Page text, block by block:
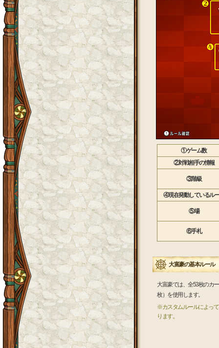
①ゲーム数
②対戦相手の情報
③階級
④現在発動しているル
⑤場
⑥手札
大富豪の基本ルール
大富豪では、全53枚のカ
枚）を使用します。
※カスタムルールによって
ります。